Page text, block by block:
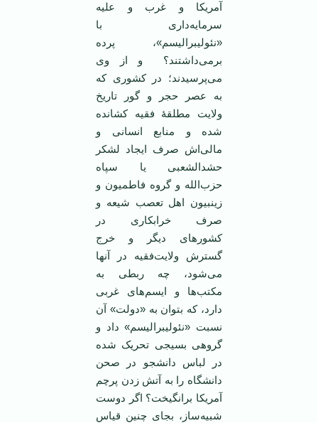
آمریکا و غرب و علیه
سرمایه‌داری با
«نئولیبرالیسم»، پرده
برمی‌داشتند؟ و از وی
می‌پرسیدند؛ در کشوری که
به عصر حجر و گور تاریخ
ولایت مطلقۀ فقیه کشانده
شده و منابع انسانی و
مالی‌اش صرف ایجاد لشکر
حشدالشعبی یا سپاه
حزب‌الله و گروه فاطمیون و
زینبیون اهل تعصب شیعه و
صرف خرابکاری در
کشورهای دیگر و خرج
گسترش ولایت‌فقیه در آنها
می‌شود، چه ربطی به
مکتب‌ها و ایسم‌های غربی
دارد، که بتوان به «دولت» آن
نسبت «نئولیبرالیسم» داد و
گروهی بسیجی تحریک شده
در لباس دانشجو در صحن
دانشگاه را به آتش زدن پرچم
آمریکا برانگیخت؟ اگر دوست
شبیه‌ساز، بجای چنین قیاس